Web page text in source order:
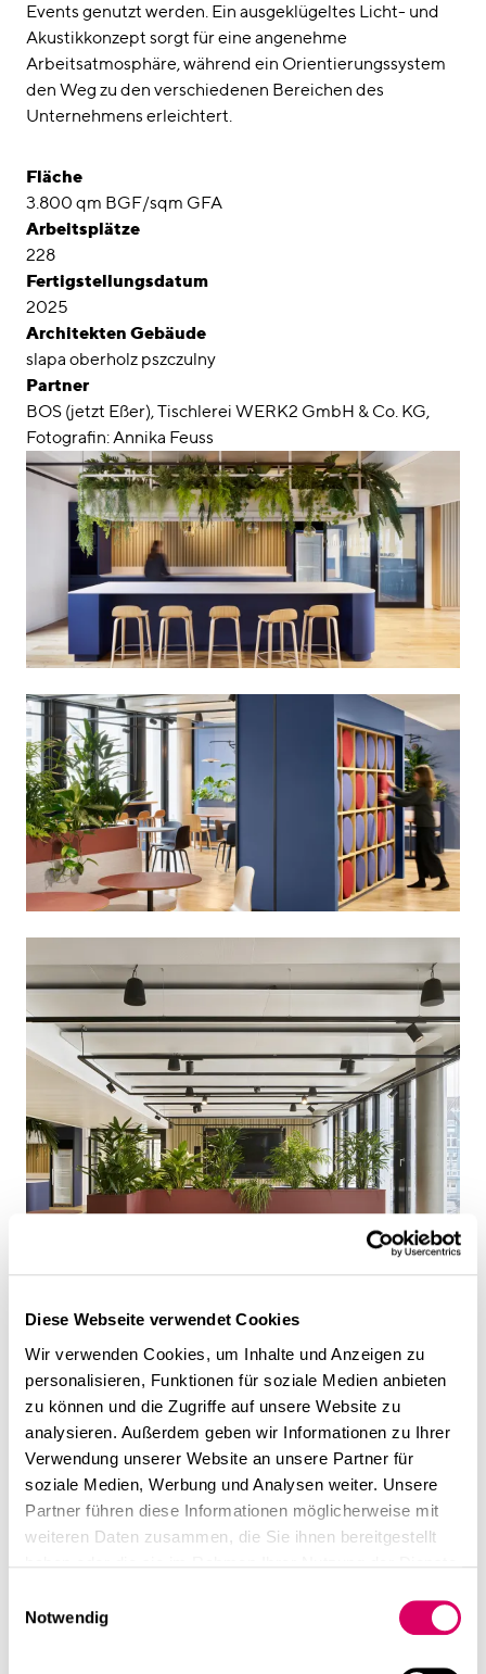
Diese Webseite verwendet Cookies
Wir verwenden Cookies, um Inhalte und Anzeigen zu
personalisieren, Funktionen für soziale Medien anbieten
zu können und die Zugriffe auf unsere Website zu
analysieren. Außerdem geben wir Informationen zu Ihrer
Verwendung unserer Website an unsere Partner für
soziale Medien, Werbung und Analysen weiter. Unsere
Partner führen diese Informationen möglicherweise mit
weiteren Daten zusammen, die Sie ihnen bereitgestellt
Notwendig
Events genutzt werden. Ein ausgeklügeltes Licht- und
Akustikkonzept sorgt für eine angenehme
Arbeitsatmosphäre, während ein Orientierungssystem
den Weg zu den verschiedenen Bereichen des
Unternehmens erleichtert.
Fläche
3.800 qm BGF/sqm GFA
Arbeitsplätze
228
Fertigstellungsdatum
2025
Architekten Gebäude
slapa oberholz pszczulny
Partner
BOS (jetzt Eßer), Tischlerei WERK2 GmbH & Co. KG,
Fotografin: Annika Feuss